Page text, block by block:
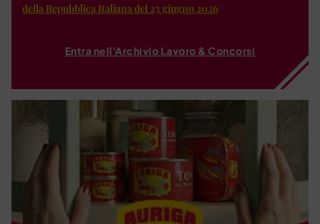
della Repubblica Italiana del 23 giugno 2026
Entra nell'Archivio Lavoro & Concorsi